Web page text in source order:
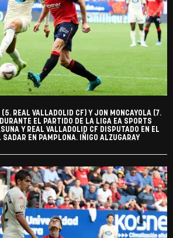
REAL VALLADOLID CF) Y JON MONCAYOLA (7.
EL PARTIDO DE LA LIGA EA SPORTS
Y REAL VALLADOLID CF DISPUTADO EN EL
SADAR EN PAMPLONA. IÑIGO ALZUGARAY